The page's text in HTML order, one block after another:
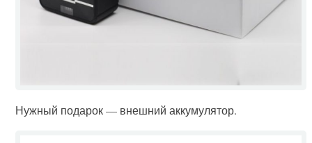
Нужный подарок — внешний аккумулятор.